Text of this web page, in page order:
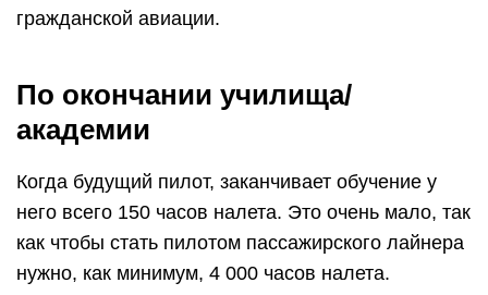
гражданской авиации.
По окончании училища/
академии
Когда будущий пилот, заканчивает обучение у
него всего 150 часов налета. Это очень мало, так
как чтобы стать пилотом пассажирского лайнера
нужно, как минимум, 4 000 часов налета.